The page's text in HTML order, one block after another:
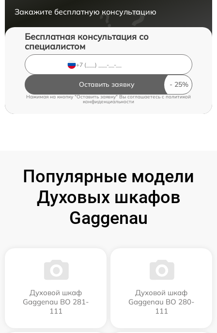
Закажите бесплатную консультацию
Бесплатная консультация со
специалистом
Оставить заявку
Нажимая на кнопку "Оставить заявку" Вы соглашаетесь cполитикой
конфиденциальности
Популярные модели
Духовых шкафов
Gaggenau
Духовой шкаф
Gaggenau BO 281-
111
Духовой шкаф
Gaggenau BO 280-
111